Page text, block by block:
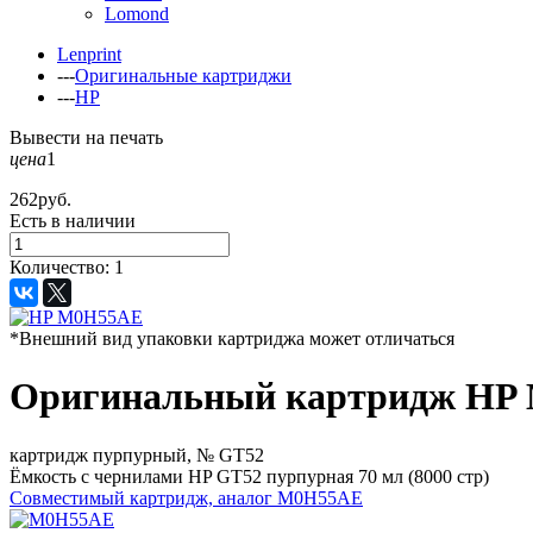
Lomond
Lenprint
---Оригинальные картриджи
---HP
Вывести на печать
цена1
262руб.
Есть в наличии
Количество: 1
*Внешний вид упаковки картриджа может отличаться
Оригинальный картридж HP
картридж пурпурный, № GT52
Ёмкость с чернилами HP GT52 пурпурная 70 мл (8000 стр)
Совместимый картридж, аналог M0H55AE